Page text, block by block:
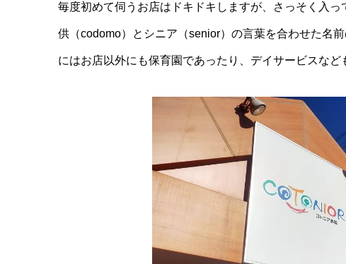
毎度初めて伺うお店はドキドキしますが、さっそく入
供（codomo）とシニア（senior）の言葉を合わせた名
にはお店以外にも保育園であったり、デイサービスなど